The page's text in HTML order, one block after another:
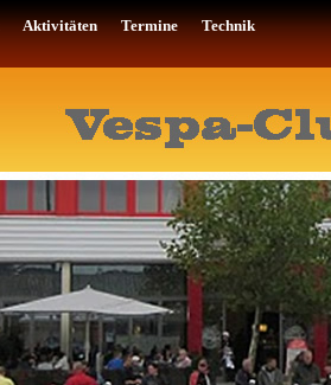
Aktivitäten Termine Technik